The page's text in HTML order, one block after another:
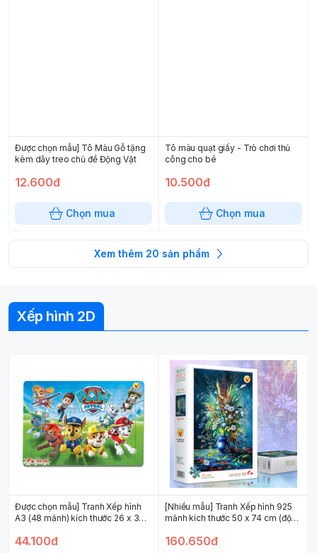
Được chọn mẫu] Tô Màu Gỗ tặng
kèm dây treo chủ đề Động Vật
12.600đ
Chọn mua
Tô màu quạt giấy - Trò chơi thủ
công cho bé
10.500đ
Chọn mua
Xem thêm 20 sản phẩm
Xếp hình 2D
Được chọn mẫu] Tranh Xếp hình
A3 (48 mảnh) kích thước 26 x 36
44.100đ
[Nhiều mẫu] Tranh Xếp hình 925
mảnh kích thước 50 x 74 cm (độ
160.650đ